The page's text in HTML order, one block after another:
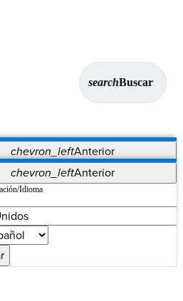
searchBuscar
chevron_leftAnterior
OrthoPedia Patient
Synergy Imaging & Resection
chevron_leftAnterior
Idioma